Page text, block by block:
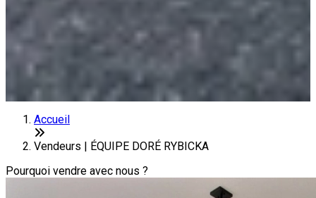
Accueil
Vendeurs | ÉQUIPE DORÉ RYBICKA
Pourquoi vendre avec nous ?